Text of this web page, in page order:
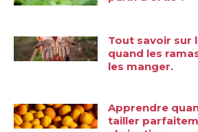
Tout savoir sur
quand les
les manger.
Apprendre
tailler